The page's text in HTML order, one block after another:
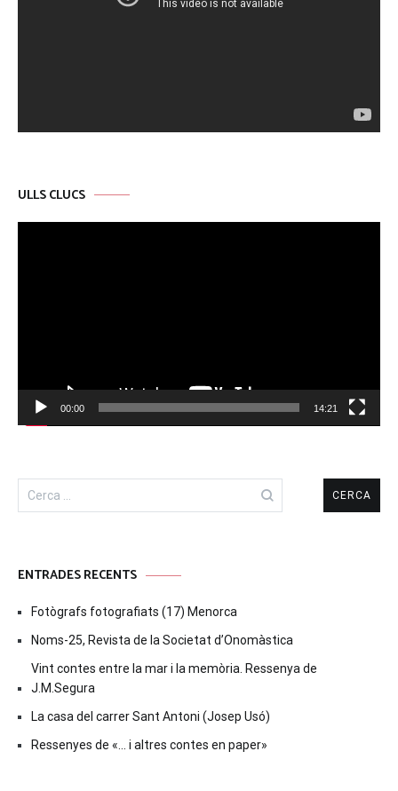
ULLS CLUCS
00:00 14:21
Cerca:
ENTRADES RECENTS
Fotògrafs fotografiats (17) Menorca
Noms-25, Revista de la Societat d’Onomàstica
Vint contes entre la mar i la memòria. Ressenya de
J.M.Segura
La casa del carrer Sant Antoni (Josep Usó)
Ressenyes de «… i altres contes en paper»